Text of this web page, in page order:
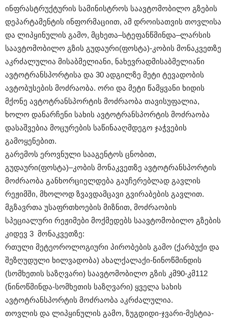
ინფრასტრუქტურის სამინისტროს საავტომობილო გზების
დეპარტამენტის ინფორმაციით, ამ დროისათვის თოვლისა
და ლიპყინულის გამო, მცხეთა–სტეფანწმინდა–ლარსის
საავტომობილო გზის გუდაური(ფოსტა)-კობის მონაკვეთზე
აკრძალულია მისაბმელიანი, ნახევრადმისაბმელიანი
ავტოტრანსპორტისა და 30 ადგილზე მეტი ტევადობის
ავტობუსების მოძრაობა. ორი და მეტი წამყვანი ხიდის
მქონე ავტოტრანსპორტის მოძრაობა თავისუფალია,
ხოლო დანარჩენი სახის ავტოტრანსპორტის მოძრაობა
დასაშვებია მოცურების საწინააღმდეგო ჯაჭვების
გამოყენებით.
გარემოს ეროვნული სააგენტოს ცნობით,
გუდაური(ფოსტა)–კობის მონაკვეთზე ავტოტრანსპორტის
მოძრაობა განხორციელდება გაუჩერებლად გავლის
რეჟიმში, მხოლოდ ზვავდამცავი გვირაბების გავლით.
მგზავრთა უსაფრთხოების მიზნით, მოძრაობის
სპეციალური რეჟიმები მოქმედებს საავტომობილო გზების
კიდევ 3 მონაკვეთზე:
რთული მეტეოროლოგიური პირობების გამო (ქარბუქი და
შეზღუდული ხილვადობა) ახალქალაქი-ნინოწმინდის
(სომხეთის საზღვარი) საავტომობილო გზის კმ90-კმ112
(ნინოწმინდა-სომხეთის საზღვარი) ყველა სახის
ავტოტრანსპორტის მოძრაობა აკრძალულია.
თოვლის და ლიპყინულის გამო, ზუგდიდი-ჯვარი-მესტია-